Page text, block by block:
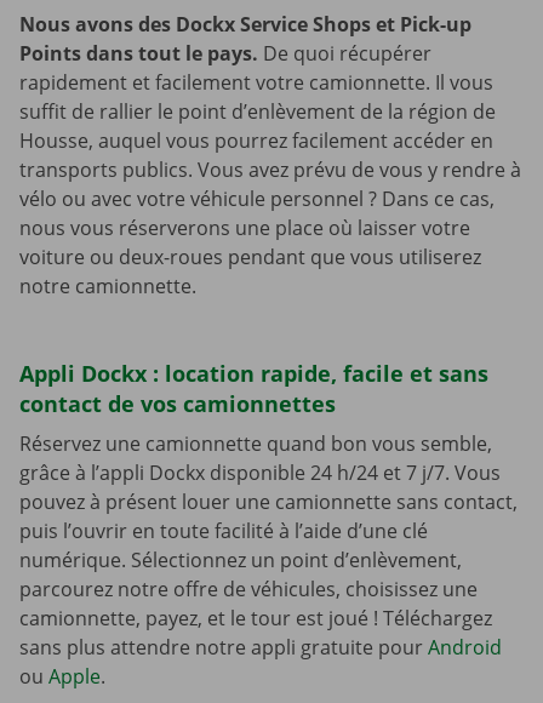
Nous avons des Dockx Service Shops et Pick-up
Points dans tout le pays. De quoi récupérer
rapidement et facilement votre camionnette. Il vous
suffit de rallier le point d’enlèvement de la région de
Housse, auquel vous pourrez facilement accéder en
transports publics. Vous avez prévu de vous y rendre à
vélo ou avec votre véhicule personnel ? Dans ce cas,
nous vous réserverons une place où laisser votre
voiture ou deux-roues pendant que vous utiliserez
notre camionnette.
Appli Dockx : location rapide, facile et sans
contact de vos camionnettes
Réservez une camionnette quand bon vous semble,
grâce à l’appli Dockx disponible 24 h/24 et 7 j/7. Vous
pouvez à présent louer une camionnette sans contact,
puis l’ouvrir en toute facilité à l’aide d’une clé
numérique. Sélectionnez un point d’enlèvement,
parcourez notre offre de véhicules, choisissez une
camionnette, payez, et le tour est joué ! Téléchargez
sans plus attendre notre appli gratuite pourAndroid
ou Apple.